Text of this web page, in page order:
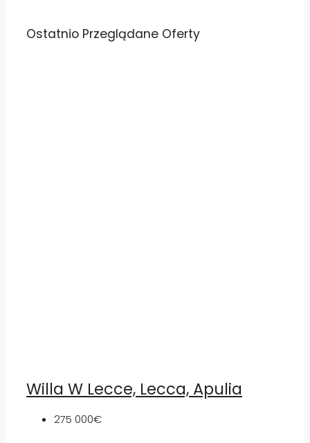
Ostatnio Przeglądane Oferty
Willa W Lecce, Lecca, Apulia
275 000€